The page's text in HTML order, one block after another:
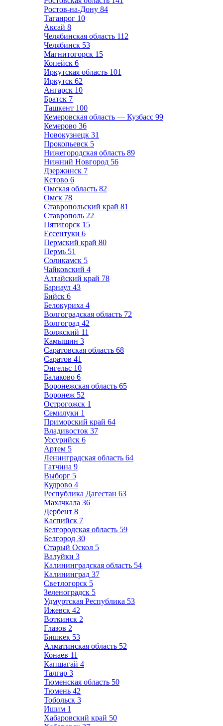
Ростов-на-Дону 84
Таганрог 10
Аксай 8
Челябинская область 112
Челябинск 53
Магнитогорск 15
Копейск 6
Иркутская область 101
Иркутск 62
Ангарск 10
Братск 7
Ташкент 100
Кемеровская область — Кузбасс 99
Кемерово 36
Новокузнецк 31
Прокопьевск 5
Нижегородская область 89
Нижний Новгород 56
Дзержинск 7
Кстово 6
Омская область 82
Омск 78
Ставропольский край 81
Ставрополь 22
Пятигорск 15
Ессентуки 6
Пермский край 80
Пермь 51
Соликамск 5
Чайковский 4
Алтайский край 78
Барнаул 43
Бийск 6
Белокуриха 4
Волгоградская область 72
Волгоград 42
Волжский 11
Камышин 3
Саратовская область 68
Саратов 41
Энгельс 10
Балаково 6
Воронежская область 65
Воронеж 52
Острогожск 1
Семилуки 1
Приморский край 64
Владивосток 37
Уссурийск 6
Артем 5
Ленинградская область 64
Гатчина 9
Выборг 5
Кудрово 4
Республика Дагестан 63
Махачкала 36
Дербент 8
Каспийск 7
Белгородская область 59
Белгород 30
Старый Оскол 5
Валуйки 3
Калининградская область 54
Калининград 37
Светлогорск 5
Зеленоградск 5
Удмуртская Республика 53
Ижевск 42
Воткинск 2
Глазов 2
Бишкек 53
Алматинская область 52
Конаев 11
Капшагай 4
Талгар 3
Тюменская область 50
Тюмень 42
Тобольск 3
Ишим 1
Хабаровский край 50